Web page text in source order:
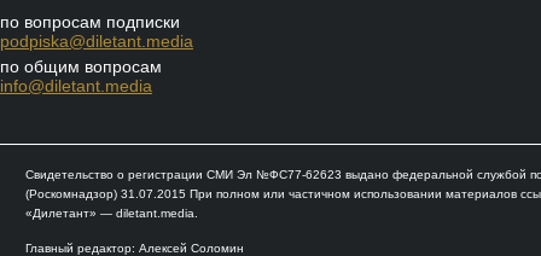
по вопросам подписки
podpiska@diletant.media
по общим вопросам
info@diletant.media
Свидетельство о регистрации СМИ Эл №ФС77-62623 выдано федеральной службой
(Роскомнадзор) 31.07.2015 При полном или частичном использовании материалов
«Дилетант» — diletant.media.
Главный редактор: Алексей Соломин